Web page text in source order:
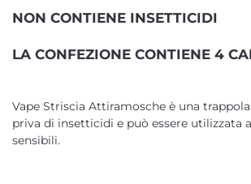
NON CONTIENE INSETTICIDI
LA CONFEZIONE CONTIENE 4
Vape Striscia Attiramosche è una
priva di insetticidi e può essere utilizzata
sensibili.